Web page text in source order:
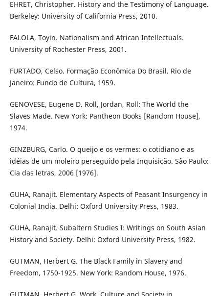
EHRET, Christopher. History and the Testimony of Language.
Berkeley: University of California Press, 2010.
FALOLA, Toyin. Nationalism and African Intellectuals.
University of Rochester Press, 2001.
FURTADO, Celso. Formação Econômica Do Brasil. Rio de
Janeiro: Fundo de Cultura, 1959.
GENOVESE, Eugene D. Roll, Jordan, Roll: The World the
Slaves Made. New York: Pantheon Books [Random House],
1974.
GINZBURG, Carlo. O queijo e os vermes: o cotidiano e as
idéias de um moleiro perseguido pela Inquisição. São Paulo:
Cia das letras, 2006 [1976].
GUHA, Ranajit. Elementary Aspects of Peasant Insurgency in
Colonial India. Delhi: Oxford University Press, 1983.
GUHA, Ranajit. Subaltern Studies I: Writings on South Asian
History and Society. Delhi: Oxford University Press, 1982.
GUTMAN, Herbert G. The Black Family in Slavery and
Freedom, 1750-1925. New York: Random House, 1976.